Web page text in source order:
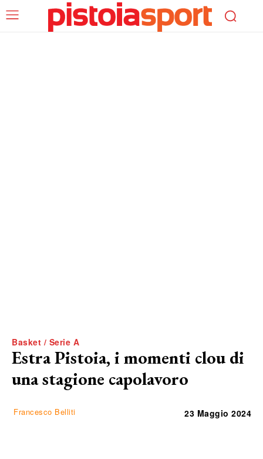
Basket / Serie A
Estra Pistoia, i momenti clou di
una stagione capolavoro
Francesco Belliti 23 Maggio 2024